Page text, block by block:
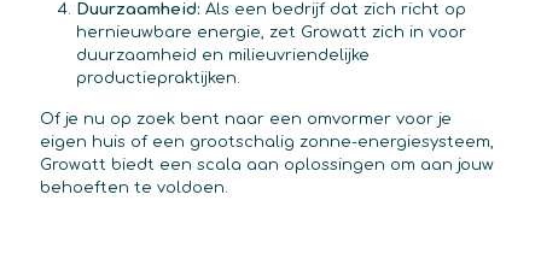
Duurzaamheid: Als een bedrijf dat zich richt op
hernieuwbare energie, zet Growatt zich in voor
duurzaamheid en milieuvriendelijke
productiepraktijken.
Of je nu op zoek bent naar een omvormer voor je
eigen huis of een grootschalig zonne-energiesysteem,
Growatt biedt een scala aan oplossingen om aan jouw
behoeften te voldoen.